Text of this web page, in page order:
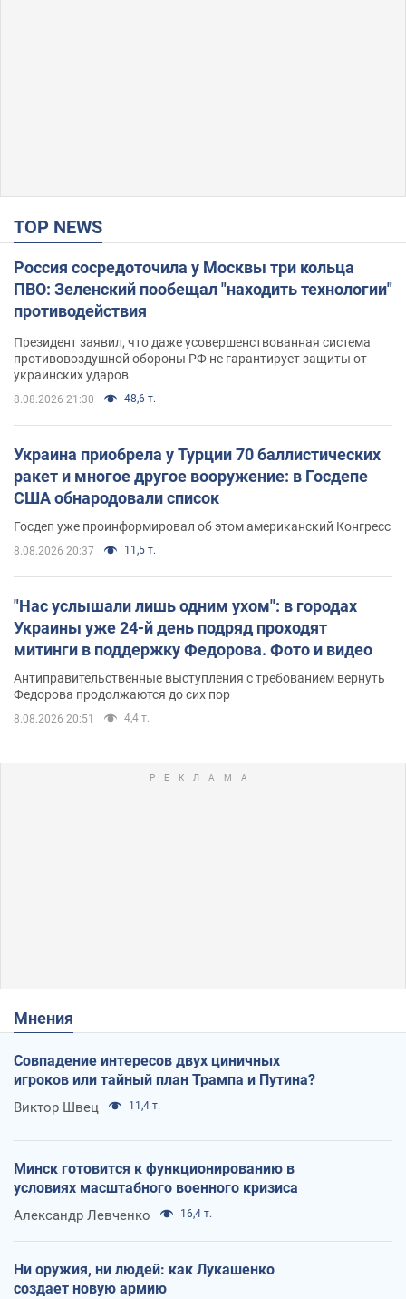
TOP NEWS
Россия сосредоточила у Москвы три кольца
ПВО: Зеленский пообещал "находить технологии"
противодействия
Президент заявил, что даже усовершенствованная система
противовоздушной обороны РФ не гарантирует защиты от
украинских ударов
8.08.2026 21:30 48,6 т.
Украина приобрела у Турции 70 баллистических
ракет и многое другое вооружение: в Госдепе
США обнародовали список
Госдеп уже проинформировал об этом американский Конгресс
8.08.2026 20:37 11,5 т.
"Нас услышали лишь одним ухом": в городах
Украины уже 24-й день подряд проходят
митинги в поддержку Федорова. Фото и видео
Антиправительственные выступления с требованием вернуть
Федорова продолжаются до сих пор
8.08.2026 20:51 4,4 т.
Мнения
Совпадение интересов двух циничных
игроков или тайный план Трампа и Путина?
Виктор Швец 11,4 т.
Минск готовится к функционированию в
условиях масштабного военного кризиса
Александр Левченко 16,4 т.
Ни оружия, ни людей: как Лукашенко
создает новую армию